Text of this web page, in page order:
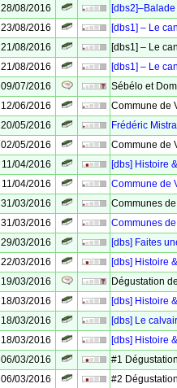
28/08/2016
23/08/2016
[dbs1] – Le
21/08/2016
[dbs1] – Le
21/08/2016
[dbs1] – Le
09/07/2016
Sébélo et
12/06/2016
Commune de
20/05/2016
Frédéric
02/05/2016
Commune de
11/04/2016
[dbs] Histoire
11/04/2016
Commune de
31/03/2016
Communes
31/03/2016
Communes
29/03/2016
[dbs] Faites
22/03/2016
[dbs] Histoire
19/03/2016
Dégustation
18/03/2016
[dbs] Histoire
18/03/2016
[dbs] Le
18/03/2016
[dbs] Histoire
06/03/2016
#1
06/03/2016
#2